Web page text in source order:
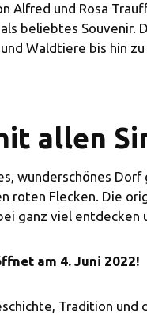
Alfred und Rosa
beliebtes
Waldtiere bis hin
allen
Dorf
roten Flecken. Die
ganz viel
am 4. Juni 2022!
Tradition